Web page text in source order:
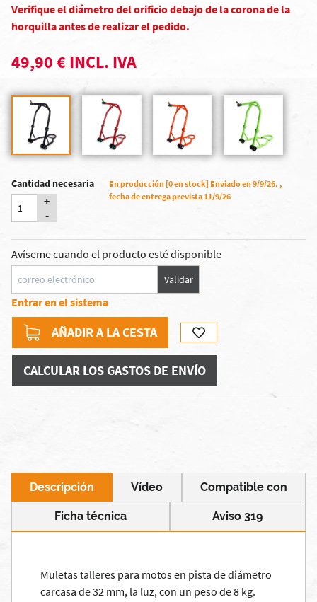
Verifique el diámetro del orificio debajo de la corona de la
horquilla antes de realizar el pedido.
49,90 € INCL. IVA
Cantidad necesaria
+
-
En producción [0 en stock] Enviado en 9/9/26. ,
fecha de entrega prevista 11/9/26
Avíseme cuando el producto esté disponible
Validar
Entrar en el sistema
AÑADIR A LA CESTA
CALCULAR LOS GASTOS DE ENVÍO
Descripción Vídeo Compatible con
Ficha técnica Aviso 319
Muletas talleres para motos en pista de diámetro
carcasa de 32 mm, la luz, con un peso de 8 kg.